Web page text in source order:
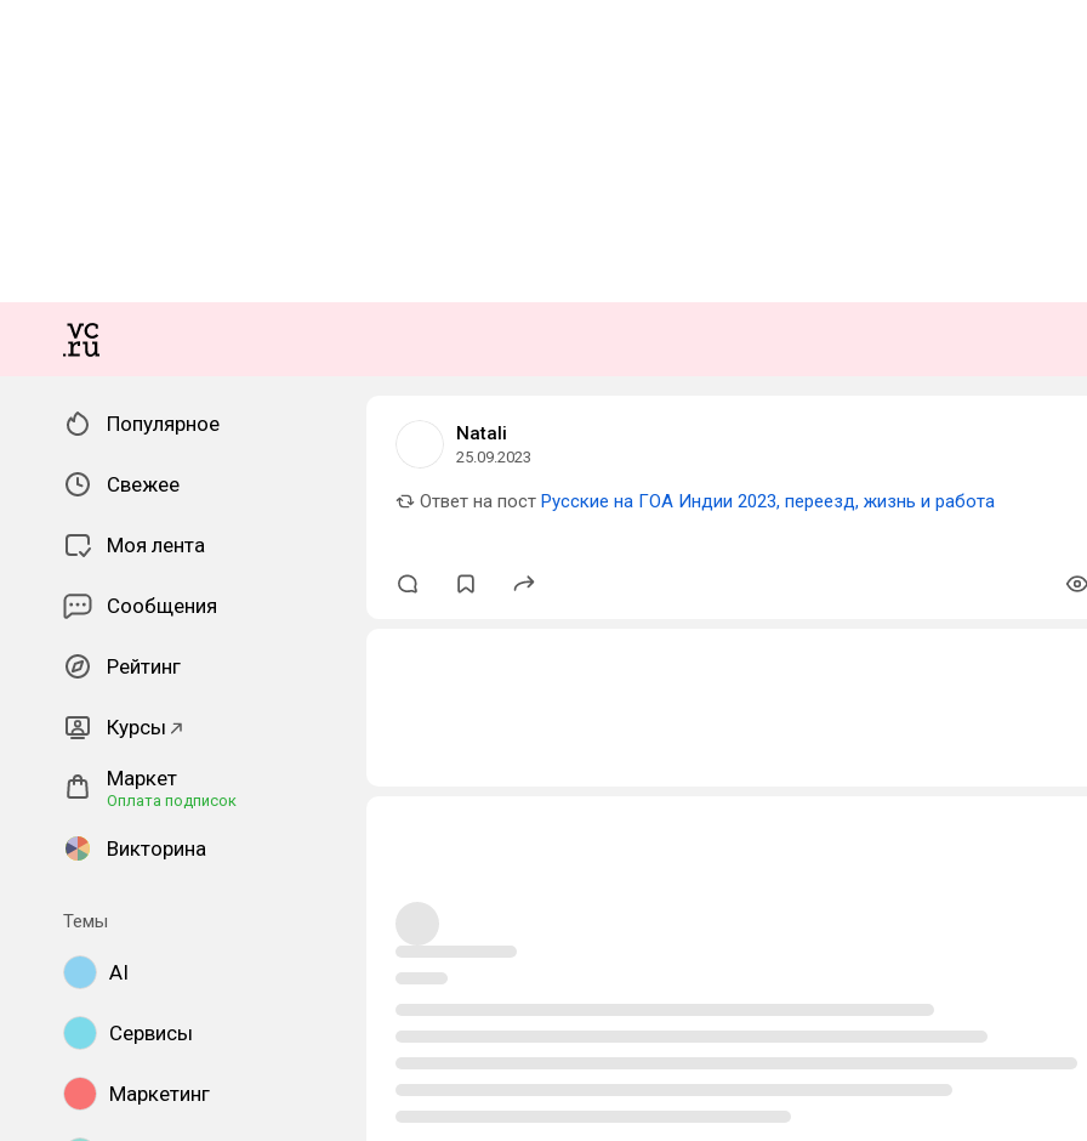
Популярное
Свежее
Моя лента
Сообщения
Рейтинг
Курсы
Маркет
Оплата подписок
Викторина
Темы
AI
Сервисы
Маркетинг
Natali
25.09.2023
Ответ на пост Русские на ГОА Индии 2023, переезд, жизнь и работа